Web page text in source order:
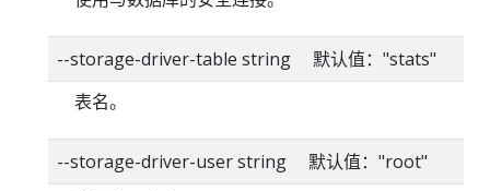
--storage-driver-table string 默认值："stats"
表名。
--storage-driver-user string 默认值："root"